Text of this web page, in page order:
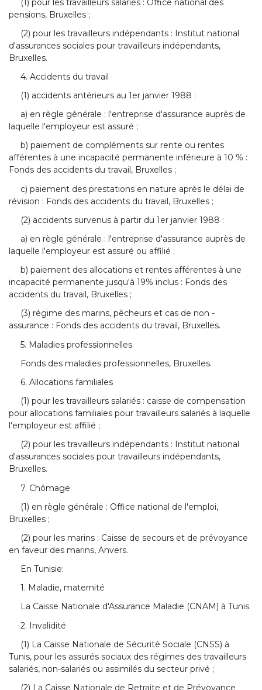
pensions, Bruxelles ;
(2) pour les travailleurs indépendants : Institut national
d'assurances sociales pour travailleurs indépendants,
Bruxelles.
4. Accidents du travail
(1) accidents antérieurs au 1er janvier 1988 :
a) en règle générale : l'entreprise d'assurance auprès de
laquelle l'employeur est assuré ;
b) paiement de compléments sur rente ou rentes
afférentes à une incapacité permanente inférieure à 10 % :
Fonds des accidents du travail, Bruxelles ;
c) paiement des prestations en nature après le délai de
révision : Fonds des accidents du travail, Bruxelles ;
(2) accidents survenus à partir du 1er janvier 1988 :
a) en règle générale : l'entreprise d'assurance auprès de
laquelle l'employeur est assuré ou affilié ;
b) paiement des allocations et rentes afférentes à une
incapacité permanente jusqu'à 19% inclus : Fonds des
accidents du travail, Bruxelles ;
(3) régime des marins, pêcheurs et cas de non -
assurance : Fonds des accidents du travail, Bruxelles.
5. Maladies professionnelles
Fonds des maladies professionnelles, Bruxelles.
6. Allocations familiales
(1) pour les travailleurs salariés : caisse de compensation
pour allocations familiales pour travailleurs salariés à laquelle
l'employeur est affilié ;
(2) pour les travailleurs indépendants : Institut national
d'assurances sociales pour travailleurs indépendants,
Bruxelles.
7. Chômage
(1) en règle générale : Office national de l'emploi,
Bruxelles ;
(2) pour les marins : Caisse de secours et de prévoyance
en faveur des marins, Anvers.
En Tunisie:
1. Maladie, maternité
La Caisse Nationale d'Assurance Maladie (CNAM) à Tunis.
2. Invalidité
(1) La Caisse Nationale de Sécurité Sociale (CNSS) à
Tunis, pour les assurés sociaux des régimes des travailleurs
salariés, non-salariés ou assimilés du secteur privé ;
(2) La Caisse Nationale de Retraite et de Prévoyance